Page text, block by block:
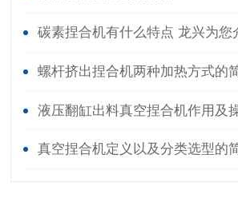
碳素捏合机有什么特点 龙兴为您
螺杆挤出捏合机两种加热方式的
液压翻缸出料真空捏合机作用及
真空捏合机定义以及分类选型的